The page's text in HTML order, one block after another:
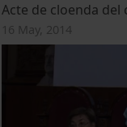
Acte de cloenda del
16 May, 2014